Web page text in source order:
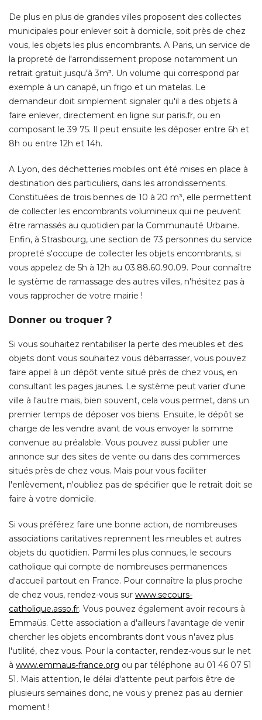
De plus en plus de grandes villes proposent des collectes
municipales pour enlever soit à domicile, soit près de chez
vous, les objets les plus encombrants. A Paris, un service de
la propreté de l'arrondissement propose notamment un
retrait gratuit jusqu'à 3m³. Un volume qui correspond par
exemple à un canapé, un frigo et un matelas. Le
demandeur doit simplement signaler qu'il a des objets à
faire enlever, directement en ligne sur paris.fr, ou en
composant le 39 75. Il peut ensuite les déposer entre 6h et
8h ou entre 12h et 14h.
A Lyon, des déchetteries mobiles ont été mises en place à
destination des particuliers, dans les arrondissements.
Constituées de trois bennes de 10 à 20 m³, elle permettent
de collecter les encombrants volumineux qui ne peuvent
être ramassés au quotidien par la Communauté Urbaine.
Enfin, à Strasbourg, une section de 73 personnes du service
propreté s'occupe de collecter les objets encombrants, si
vous appelez de 5h à 12h au 03.88.60.90.09. Pour connaître
le système de ramassage des autres villes, n'hésitez pas à
vous rapprocher de votre mairie !
Donner ou troquer ?
Si vous souhaitez rentabiliser la perte des meubles et des
objets dont vous souhaitez vous débarrasser, vous pouvez
faire appel à un dépôt vente situé près de chez vous, en
consultant les pages jaunes. Le système peut varier d'une
ville à l'autre mais, bien souvent, cela vous permet, dans un
premier temps de déposer vos biens. Ensuite, le dépôt se
charge de les vendre avant de vous envoyer la somme
convenue au préalable. Vous pouvez aussi publier une
annonce sur des sites de vente ou dans des commerces
situés près de chez vous. Mais pour vous faciliter
l'enlèvement, n'oubliez pas de spécifier que le retrait doit se
faire à votre domicile.
Si vous préférez faire une bonne action, de nombreuses
associations caritatives reprennent les meubles et autres
objets du quotidien. Parmi les plus connues, le secours
catholique qui compte de nombreuses permanences
d'accueil partout en France. Pour connaître la plus proche
de chez vous, rendez-vous sur www.secours-
catholique.asso.fr. Vous pouvez également avoir recours à
Emmaüs. Cette association a d'ailleurs l'avantage de venir
chercher les objets encombrants dont vous n'avez plus
l'utilité, chez vous. Pour la contacter, rendez-vous sur le net
à www.emmaus-france.org ou par téléphone au 01 46 07 51
51. Mais attention, le délai d'attente peut parfois être de
plusieurs semaines donc, ne vous y prenez pas au dernier
moment !